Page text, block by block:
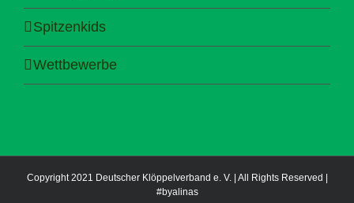
Spitzenkids
Wettbewerbe
Copyright 2021 Deutscher Klöppelverband e. V. | All Rights Reserved |
#byalinas